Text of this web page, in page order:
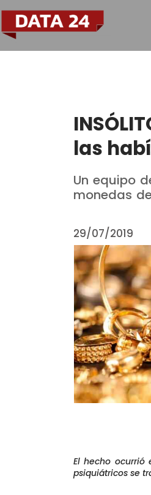
las
Un equipo
monedas
29/07/2019
El hecho ocurrió
psiquiátricos se